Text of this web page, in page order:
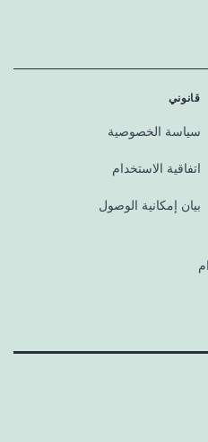
قانوني
سياسة الخصوصية
اتفاقية الاستخدام
بيان إمكانية الوصول